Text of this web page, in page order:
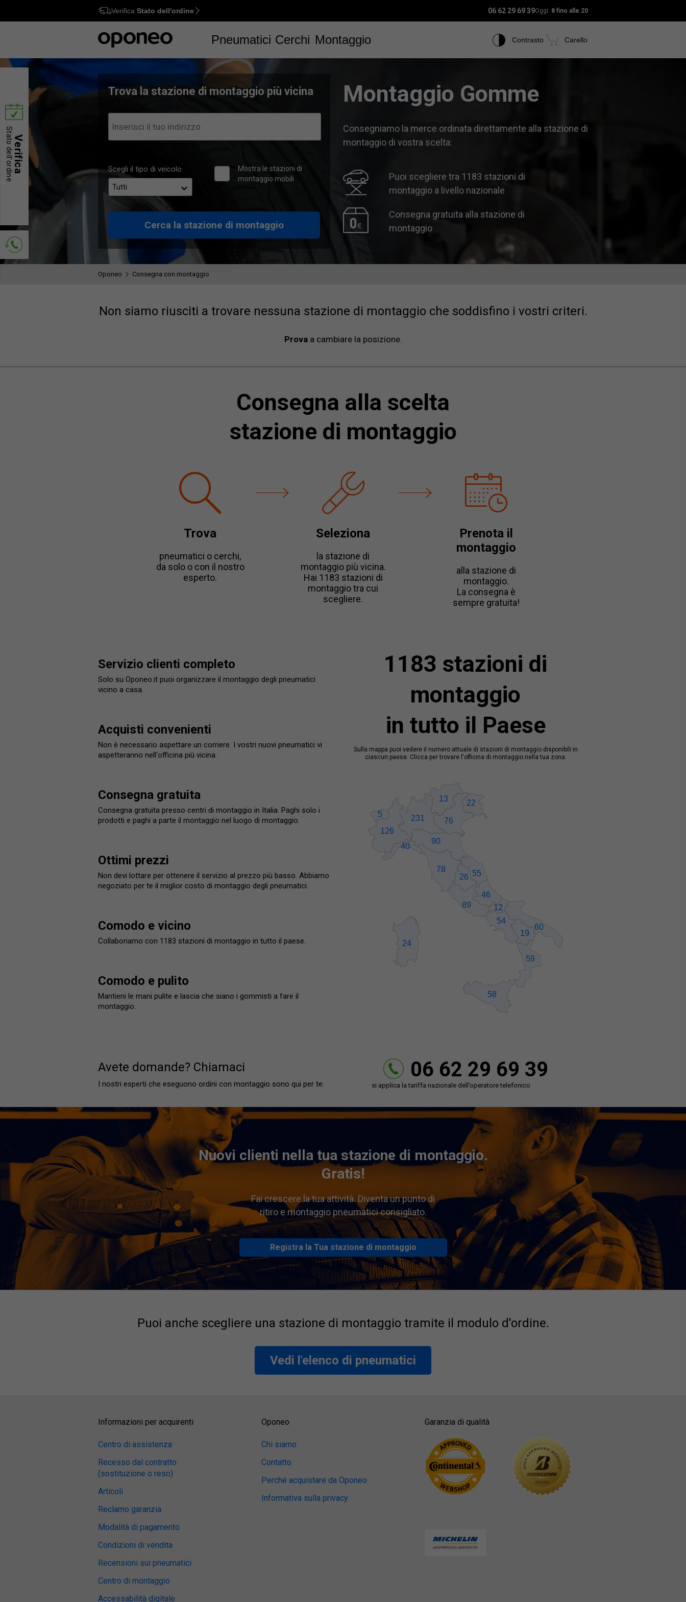
Ctrl M
Verifica Stato dell'ordine 06 62 29 69 39Oggi: 8 fino alle 20
Pneumatici Cerchi Montaggio Contrasto Carello
Trova la stazione di montaggio più vicina
Scegli il tipo di veicolo
Mostra le stazioni di
montaggio mobili
Cerca la stazione di montaggio
Montaggio Gomme
Consegniamo la merce ordinata direttamente alla stazione di
montaggio di vostra scelta:
Puoi scegliere tra 1183 stazioni di
montaggio a livello nazionale
Consegna gratuita alla stazione di
montaggio
Oponeo Consegna con montaggio
Non siamo riusciti a trovare nessuna stazione di montaggio che soddisfino i vostri criteri.
Provaa cambiare la posizione.
Consegna alla scelta
stazione di montaggio
Trova
pneumatici o cerchi,
da solo o con il nostro
esperto.
Seleziona
la stazione di
montaggio più vicina.
Hai 1183 stazioni di
montaggio tra cui
scegliere.
Prenota il
montaggio
alla stazione di
montaggio.
La consegna è
sempre gratuita!
Servizio clienti completo
Solo su Oponeo.it puoi organizzare il montaggio degli pneumatici
vicino a casa.
Acquisti convenienti
Non è necessario aspettare un corriere. I vostri nuovi pneumatici vi
aspetteranno nell'officina più vicina.
Consegna gratuita
Consegna gratuita presso centri di montaggio in Italia. Paghi solo i
prodotti e paghi a parte il montaggio nel luogo di montaggio.
Ottimi prezzi
Non devi lottare per ottenere il servizio al prezzo più basso. Abbiamo
negoziato per te il miglior costo di montaggio degli pneumatici.
Comodo e vicino
Collaboriamo con 1183 stazioni di montaggio in tutto il paese.
Comodo e pulito
Mantieni le mani pulite e lascia che siano i gommisti a fare il
montaggio.
1183 stazioni di
montaggio
in tutto il Paese
Sulla mappa puoi vedere il numero attuale di stazioni di montaggio disponibili in
ciascun paese. Clicca per trovare l'officina di montaggio nella tua zona.
Avete domande? Chiamaci
I nostri esperti che eseguono ordini con montaggio sono qui per te.
06 62 29 69 39
si applica la tariffa nazionale dell’operatore telefonico
Nuovi clienti nella tua stazione di montaggio.
Gratis!
Fai crescere la tua attività. Diventa un punto di
ritiro e montaggio pneumatici consigliato.
Registra la Tua stazione di montaggio
Puoi anche scegliere una stazione di montaggio tramite il modulo d'ordine.
Vedi l'elenco di pneumatici
Verifica
Stato dell'ordine
Informazioni per acquirenti
Centro di assistenza
Recesso dal contratto
(sostituzione o reso)
Articoli
Reclamo garanzia
Modalità di pagamento
Condizioni di vendita
Recensioni sui pneumatici
Centro di montaggio
Accessabilità digitale
Oponeo
Chi siamo
Contatto
Perché acquistare da Oponeo
Informativa sulla privacy
Garanzia di qualità